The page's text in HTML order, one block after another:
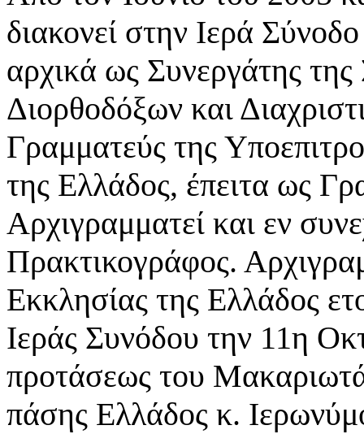
διακονεί στην Ιερά
αρχικά ως Συνεργάτης
Διορθοδόξων και
Γραμματεύς της
της Ελλάδος, έπειτα ως
Αρχιγραμματεί και εν
Πρακτικογράφος.
Εκκλησίας της Ελλάδος
Ιεράς Συνόδου την 11η
προτάσεως του
πάσης Ελλάδος κ.